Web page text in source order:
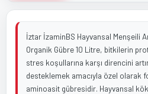
İztar İzaminBS Hayvansal Menşeili
Organik Gübre 10 Litre, bitkilerin
stres koşullarına karşı direncini
desteklemek amacıyla özel olarak
aminoasit gübresidir. Hayvansal